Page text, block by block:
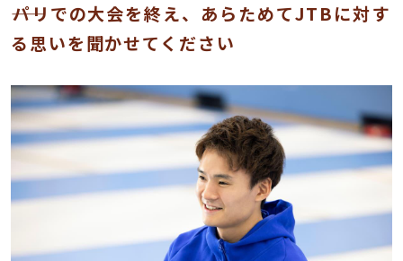
――パリでの大会を終え、あらためてJTBに対す
る思いを聞かせてください